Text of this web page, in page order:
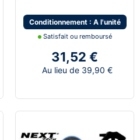
Conditionnement : A l'unité
Satisfait ou remboursé
31,52 €
Au lieu de 39,90 €